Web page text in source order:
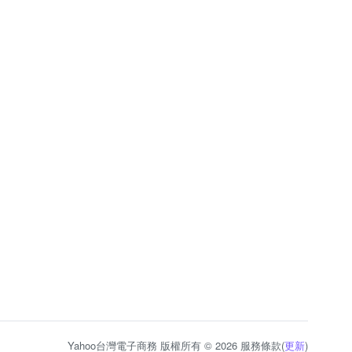
Yahoo台灣電子商務 版權所有 © 2026 服務條款(更新)